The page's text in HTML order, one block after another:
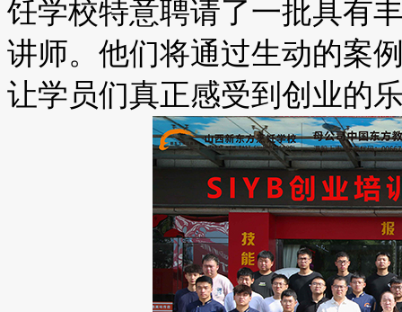
饪学校特意聘请了一批具有
讲师。他们将通过生动的案
让学员们真正感受到创业的